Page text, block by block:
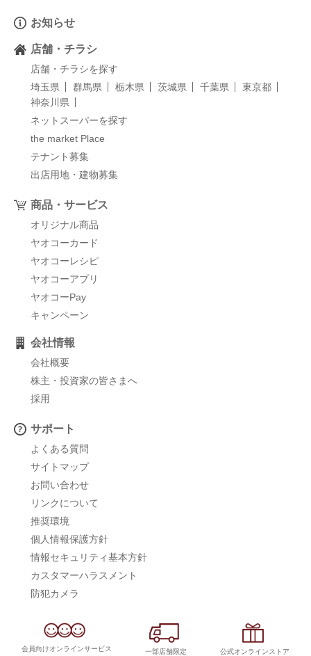
お知らせ
店舗・チラシ
店舗・チラシを探す
埼玉県
群馬県 栃木県 茨城県 千葉県
東京都
神奈川県
ネットスーパーを探す
the market Place
テナント募集
出店用地・建物募集
商品・サービス
オリジナル商品
ヤオコーカード
ヤオコーレシピ
ヤオコーアプリ
ヤオコーPay
キャンペーン
会社情報
会社概要
株主・投資家の皆さまへ
採用
サポート
よくある質問
サイトマップ
お問い合わせ
リンクについて
推奨環境
個人情報保護方針
情報セキュリティ基本方針
カスタマーハラスメント
防犯カメラ
会員向けオンラインサービス 一部店舗限定 公式オンラインストア